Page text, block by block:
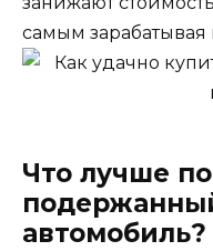
самым зарабатывая
Что лучше
автомобиль?